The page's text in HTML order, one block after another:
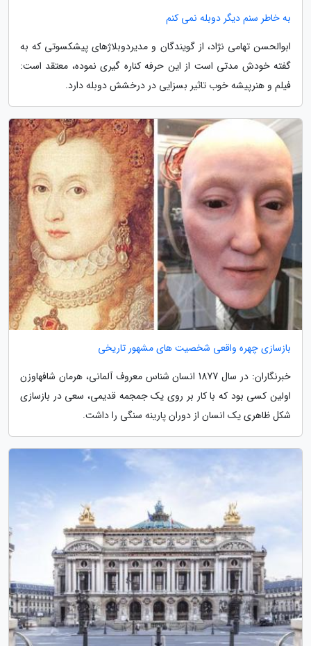
به خاطر سنم دیگر دوبله نمی کنم
ابوالحسن تهامی نژاد، از گویندگان و مدیردوبلاژهای پیشکسوتی که به
گفته خودش مدتی است از این حرفه کناره گیری نموده، معتقد است:
فیلم و هنرپیشه خوب تاثیر بسزایی در درخشش دوبله دارد.
بازسازی چهره واقعی شخصیت های مشهور تاریخی
خبرنگاران: در سال 1877 انسان شناس معروف آلمانی، هرمان شافهاوزن
اولین کسی بود که با کار بر روی یک جمجمه قدیمی، سعی در بازسازی
شکل ظاهری یک انسان از دوران پارینه سنگی را داشت.